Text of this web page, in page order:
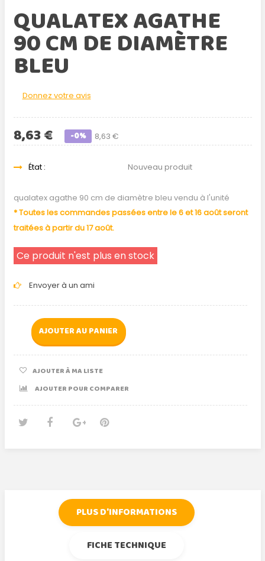
QUALATEX AGATHE
90 CM DE DIAMÈTRE
BLEU
Donnez votre avis
8,63 €
8,63 € -0%
État : Nouveau produit
qualatex agathe 90 cm de diamètre bleu vendu à l'unité
* Toutes les commandes passées entre le 6 et 16 août seront
traitées à partir du 17 août.
Ce produit n'est plus en stock
Envoyer à un ami
AJOUTER AU PANIER
AJOUTER À MA LISTE
AJOUTER POUR COMPARER
PLUS D'INFORMATIONS
FICHE TECHNIQUE